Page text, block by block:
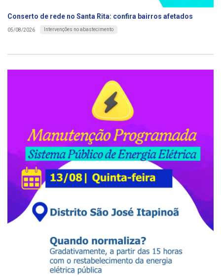
Conserto de rede no Santa Rita: confira bairros afetados
05/08/2026 Intervenções no abastecimento